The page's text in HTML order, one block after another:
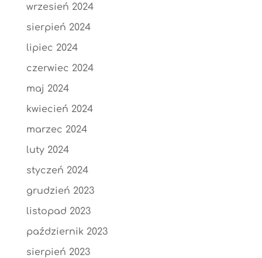
wrzesień 2024
sierpień 2024
lipiec 2024
czerwiec 2024
maj 2024
kwiecień 2024
marzec 2024
luty 2024
styczeń 2024
grudzień 2023
listopad 2023
październik 2023
sierpień 2023